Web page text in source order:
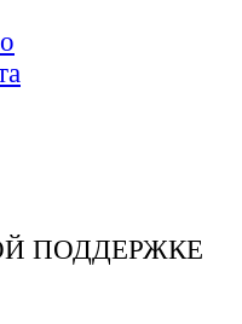
ПОДДЕРЖКЕ